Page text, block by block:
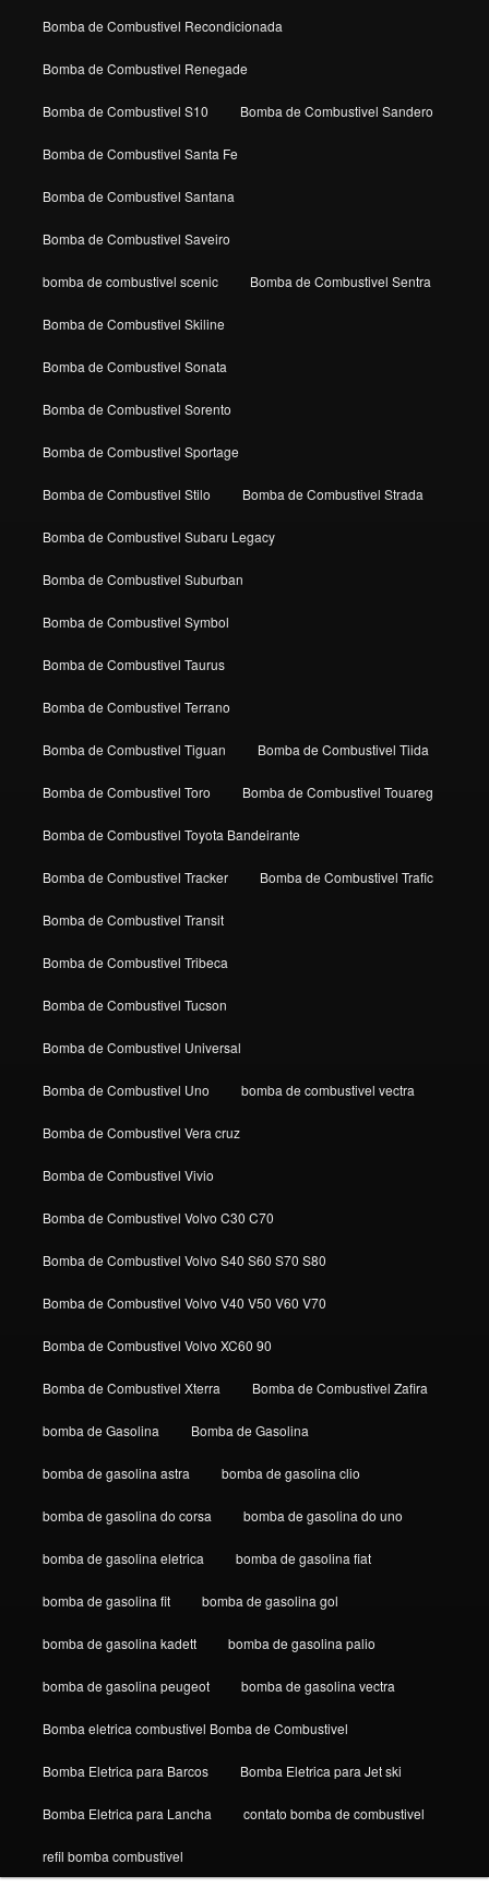
Bomba de Combustivel Recondicionada
Bomba de Combustivel Renegade
Bomba de Combustivel S10 Bomba de Combustivel Sandero
Bomba de Combustivel Santa Fe
Bomba de Combustivel Santana
Bomba de Combustivel Saveiro
bomba de combustivel scenic Bomba de Combustivel Sentra
Bomba de Combustivel Skiline
Bomba de Combustivel Sonata
Bomba de Combustivel Sorento
Bomba de Combustivel Sportage
Bomba de Combustivel Stilo Bomba de Combustivel Strada
Bomba de Combustivel Subaru Legacy
Bomba de Combustivel Suburban
Bomba de Combustivel Symbol
Bomba de Combustivel Taurus
Bomba de Combustivel Terrano
Bomba de Combustivel Tiguan Bomba de Combustivel Tiida
Bomba de Combustivel Toro Bomba de Combustivel Touareg
Bomba de Combustivel Toyota Bandeirante
Bomba de Combustivel Tracker Bomba de Combustivel Trafic
Bomba de Combustivel Transit
Bomba de Combustivel Tribeca
Bomba de Combustivel Tucson
Bomba de Combustivel Universal
Bomba de Combustivel Uno bomba de combustivel vectra
Bomba de Combustivel Vera cruz
Bomba de Combustivel Vivio
Bomba de Combustivel Volvo C30 C70
Bomba de Combustivel Volvo S40 S60 S70 S80
Bomba de Combustivel Volvo V40 V50 V60 V70
Bomba de Combustivel Volvo XC60 90
Bomba de Combustivel Xterra Bomba de Combustivel Zafira
bomba de Gasolina Bomba de Gasolina
bomba de gasolina astra bomba de gasolina clio
bomba de gasolina do corsa bomba de gasolina do uno
bomba de gasolina eletrica bomba de gasolina fiat
bomba de gasolina fit bomba de gasolina gol
bomba de gasolina kadett bomba de gasolina palio
bomba de gasolina peugeot bomba de gasolina vectra
Bomba eletrica combustivel Bomba de Combustivel
Bomba Eletrica para Barcos Bomba Eletrica para Jet ski
Bomba Eletrica para Lancha contato bomba de combustivel
refil bomba combustivel